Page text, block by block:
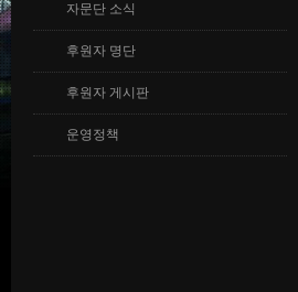
자문단 소식
후원자 명단
후원자 게시판
운영정책